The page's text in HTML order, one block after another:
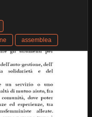
assemblea